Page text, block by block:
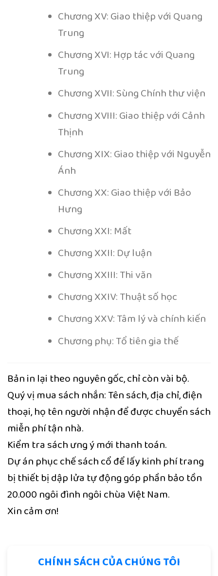
Chương XV: Giao thiệp với Quang
Trung
Chương XVI: Hợp tác với Quang
Trung
Chương XVII: Sùng Chính thư viện
Chương XVIII: Giao thiệp với Cảnh
Thịnh
Chương XIX: Giao thiệp với Nguyễn
Ánh
Chương XX: Giao thiệp với Bảo
Hưng
Chương XXI: Mất
Chương XXII: Dự luận
Chương XXIII: Thi văn
Chương XXIV: Thuật số học
Chương XXV: Tâm lý và chính kiến
Chương phụ: Tổ tiên gia thế
Bản in lại theo nguyên gốc, chỉ còn vài bộ.
Quý vị mua sách nhắn: Tên sách, địa chỉ, điện
thoại, họ tên người nhận để được chuyển sách
miễn phí tận nhà.
Kiểm tra sách ưng ý mới thanh toán.
Dự án phục chế sách cổ để lấy kinh phí trang
bị thiết bị dập lửa tự động góp phần bảo tồn
20.000 ngôi đình ngôi chùa Việt Nam.
Xin cảm ơn!
CHÍNH SÁCH CỦA CHÚNG TÔI